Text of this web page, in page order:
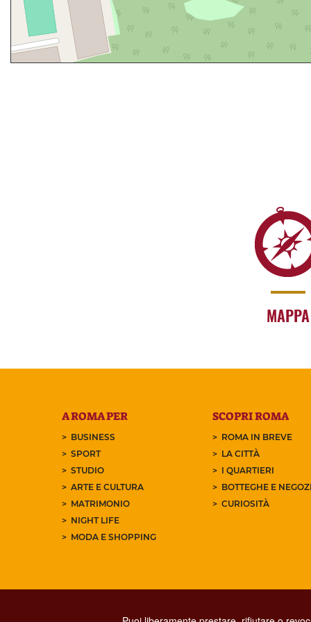
MAPPA
A ROMA PER
BUSINESS
SPORT
STUDIO
ARTE E CULTURA
MATRIMONIO
NIGHT LIFE
MODA E SHOPPING
SCOPRI ROMA
ROMA IN BREVE
LA CITTÀ
I QUARTIERI
BOTTEGHE E
CURIOSITÀ